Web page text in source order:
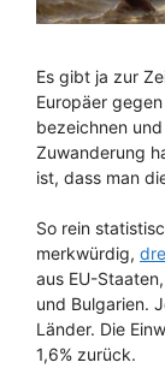
Es gibt ja zur
Europäer
bezeichnen
Zuwanderung
ist, dass man
So rein
merkwürdig,
aus EU-
und Bulgarien.
Länder. Die
1,6% zurück.